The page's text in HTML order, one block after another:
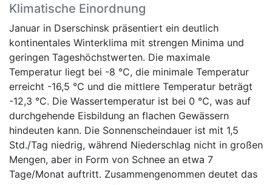
Klimatische Einordnung
Januar in Dserschinsk präsentiert ein deutlich
kontinentales Winterklima mit strengen Minima und
geringen Tageshöchstwerten. Die maximale
Temperatur liegt bei -8 °C, die minimale Temperatur
erreicht -16,5 °C und die mittlere Temperatur beträgt
-12,3 °C. Die Wassertemperatur ist bei 0 °C, was auf
durchgehende Eisbildung an flachen Gewässern
hindeuten kann. Die Sonnenscheindauer ist mit 1,5
Std./Tag niedrig, während Niederschlag nicht in großen
Mengen, aber in Form von Schnee an etwa 7
Tage/Monat auftritt. Zusammengenommen deutet das